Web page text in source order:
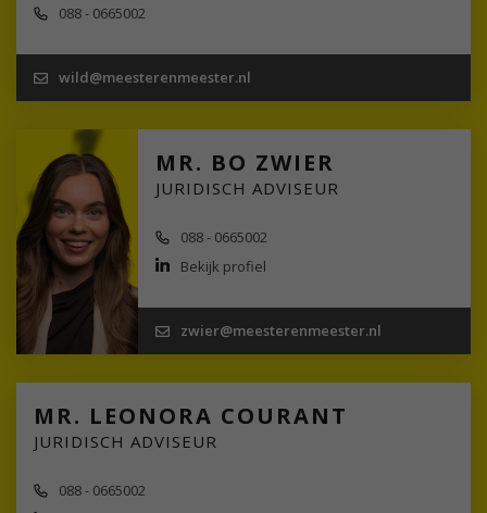
088 - 0665002
wild@meesterenmeester.nl
MR. BO ZWIER
JURIDISCH ADVISEUR
088 - 0665002
Bekijk profiel
zwier@meesterenmeester.nl
MR. LEONORA COURANT
JURIDISCH ADVISEUR
088 - 0665002